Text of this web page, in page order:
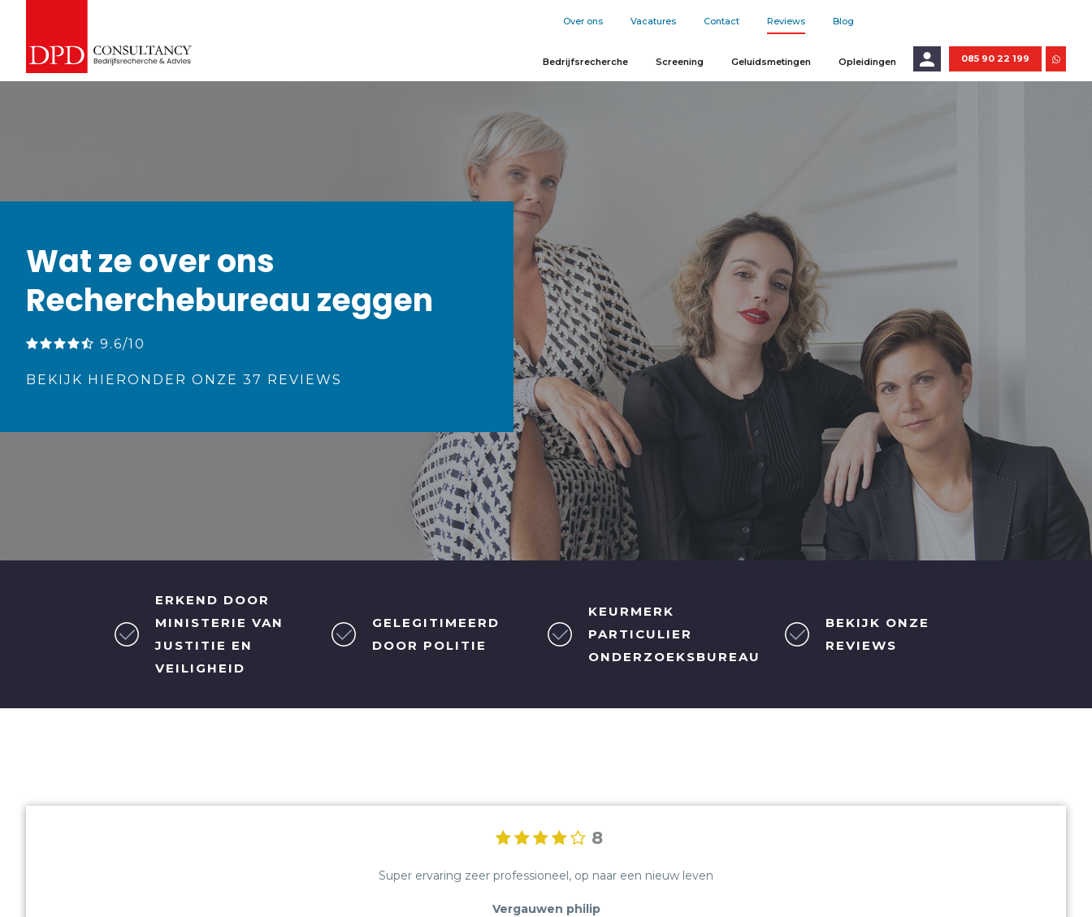
Over ons Vacatures Contact Reviews Blog
Bedrijfsrecherche Screening Geluidsmetingen Opleidingen 085 90 22 199
Wat ze over ons
Recherchebureau zeggen
9.6/10
BEKIJK HIERONDER ONZE 37 REVIEWS
ERKEND DOOR
MINISTERIE VAN
JUSTITIE EN
VEILIGHEID
GELEGITIMEERD
DOOR POLITIE
KEURMERK
PARTICULIER
ONDERZOEKSBUREAU
BEKIJK ONZE
REVIEWS
8
Super ervaring zeer professioneel, op naar een nieuw leven
Vergauwen philip